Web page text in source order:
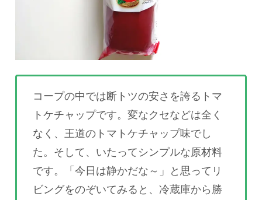
コープの中では断トツの安さを誇るトマ
トケチャップです。変なクセなどは全く
なく、王道のトマトケチャップ味でし
た。そして、いたってシンプルな原材料
です。「今日は静かだな～」と思ってリ
ビングをのぞいてみると、冷蔵庫から勝